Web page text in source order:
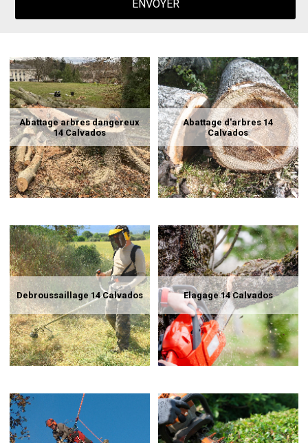
Abattage arbres dangereux
14 Calvados
Abattage d'arbres 14
Calvados
Debroussaillage 14 Calvados Elagage 14 Calvados